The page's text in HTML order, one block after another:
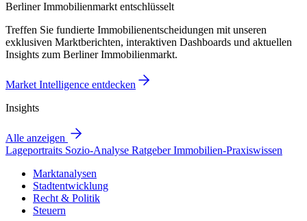
Berliner Immobilienmarkt entschlüsselt
Treffen Sie fundierte Immobilienentscheidungen mit unseren
exklusiven Marktberichten, interaktiven Dashboards und aktuellen
Insights zum Berliner Immobilienmarkt.
Market Intelligence entdecken
Insights
Alle anzeigen
Lageportraits Sozio-Analyse RatgeberImmobilien-Praxiswissen
Marktanalysen
Stadtentwicklung
Recht & Politik
Steuern